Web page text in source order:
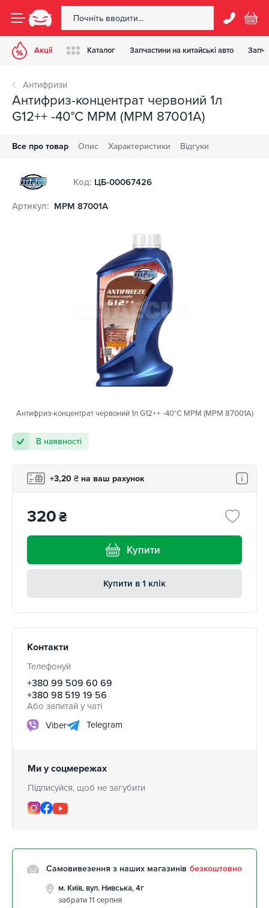
Акції Каталог Запчастини на китайські авто
Антифризи
Антифриз-концентрат червоний 1л
G12++ -40°C MPM (MPM 87001A)
Все про товар Опис Характеристики Відгуки
Код: ЦБ-00067426
Артикул: MPM 87001A
Антифриз-концентрат червоний 1л G12++ -40°C MPM (MPM 87001A)
В наявності
+3,20 ₴ на ваш рахунок
320₴
Купити
Купити в 1 клік
Контакти
Телефонуй
+380 99 509 60 69
+380 98 519 19 56
Або запитай у чаті
Viber
Telegram
Ми у соцмережах
Підписуйся, щоб не загубити
Самовивезення з наших магазинів безкоштовно
м. Київ, вул. Нивська, 4г
забрати 11 серпня